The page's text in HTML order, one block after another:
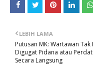
LEBIH LAMA
Putusan MK: Wartawan Tak
Digugat Pidana atau
Secara Langsung